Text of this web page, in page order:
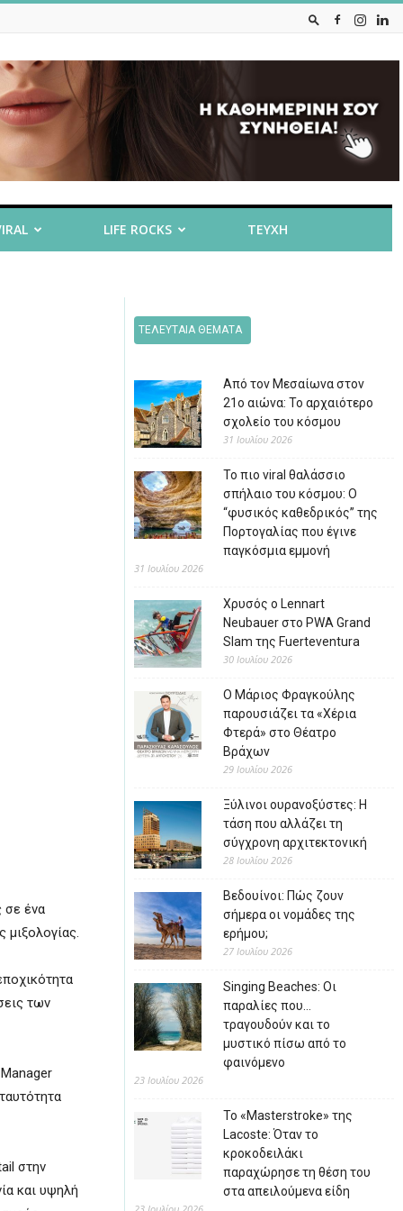
LIFE ROCKS ΤΕΥΧΗ
σε ένα
των
στην
και υψηλή
ΤΕΛΕΥΤΑΙΑ ΘΕΜΑΤΑ
Από τον Μεσαίωνα στον
21ο αιώνα: Το αρχαιότερο
σχολείο του κόσμου
31 Ιουλίου 2026
Το πιο viral θαλάσσιο
σπήλαιο του κόσμου: Ο
“φυσικός καθεδρικός” της
Πορτογαλίας που έγινε
παγκόσμια εμμονή
31 Ιουλίου 2026
Χρυσός ο Lennart
Neubauer στο PWA Grand
Slam της Fuerteventura
30 Ιουλίου 2026
Ο Μάριος Φραγκούλης
παρουσιάζει τα «Χέρια
Φτερά» στο Θέατρο
Βράχων
29 Ιουλίου 2026
Ξύλινοι ουρανοξύστες: Η
τάση που αλλάζει τη
σύγχρονη αρχιτεκτονική
28 Ιουλίου 2026
Βεδουίνοι: Πώς ζουν
σήμερα οι νομάδες της
ερήμου;
27 Ιουλίου 2026
Singing Beaches: Οι
παραλίες που…
τραγουδούν και το
μυστικό πίσω από το
φαινόμενο
23 Ιουλίου 2026
Το «Masterstroke» της
Lacoste: Όταν το
κροκοδειλάκι
παραχώρησε τη θέση του
στα απειλούμενα είδη